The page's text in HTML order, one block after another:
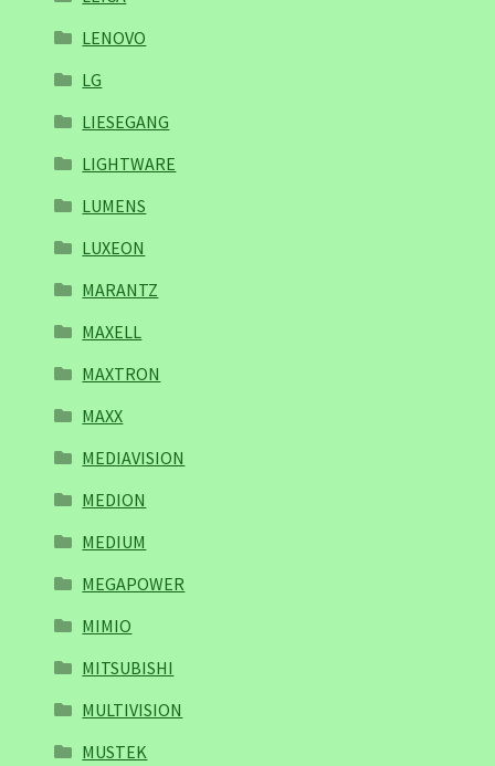
LENOVO
LG
LIESEGANG
LIGHTWARE
LUMENS
LUXEON
MARANTZ
MAXELL
MAXTRON
MAXX
MEDIAVISION
MEDION
MEDIUM
MEGAPOWER
MIMIO
MITSUBISHI
MULTIVISION
MUSTEK